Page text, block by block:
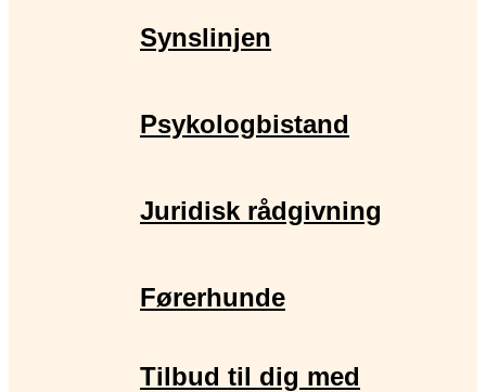
Synslinjen
Psykologbistand
Juridisk rådgivning
Førerhunde
Tilbud til dig med